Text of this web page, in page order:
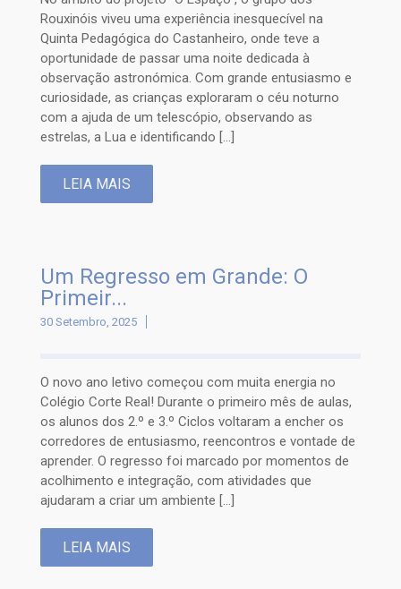
Rouxinóis viveu uma experiência inesquecível na
Quinta Pedagógica do Castanheiro, onde teve a
oportunidade de passar uma noite dedicada à
observação astronómica. Com grande entusiasmo e
curiosidade, as crianças exploraram o céu noturno
com a ajuda de um telescópio, observando as
estrelas, a Lua e identificando […]
LEIA MAIS
Um Regresso em Grande: O
Primeir...
30 Setembro, 2025
O novo ano letivo começou com muita energia no
Colégio Corte Real! Durante o primeiro mês de aulas,
os alunos dos 2.º e 3.º Ciclos voltaram a encher os
corredores de entusiasmo, reencontros e vontade de
aprender. O regresso foi marcado por momentos de
acolhimento e integração, com atividades que
ajudaram a criar um ambiente […]
LEIA MAIS